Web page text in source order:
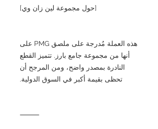
[حول مجموعة لين زان وي]
هذه العملة مُدرجة على ملصق PMG على
أنها من مجموعة جامع بارز. تتميز القطع
النادرة بمصدر واضح، ومن المرجح أن
تحظى بقيمة أكبر في السوق الدولية.
⸻